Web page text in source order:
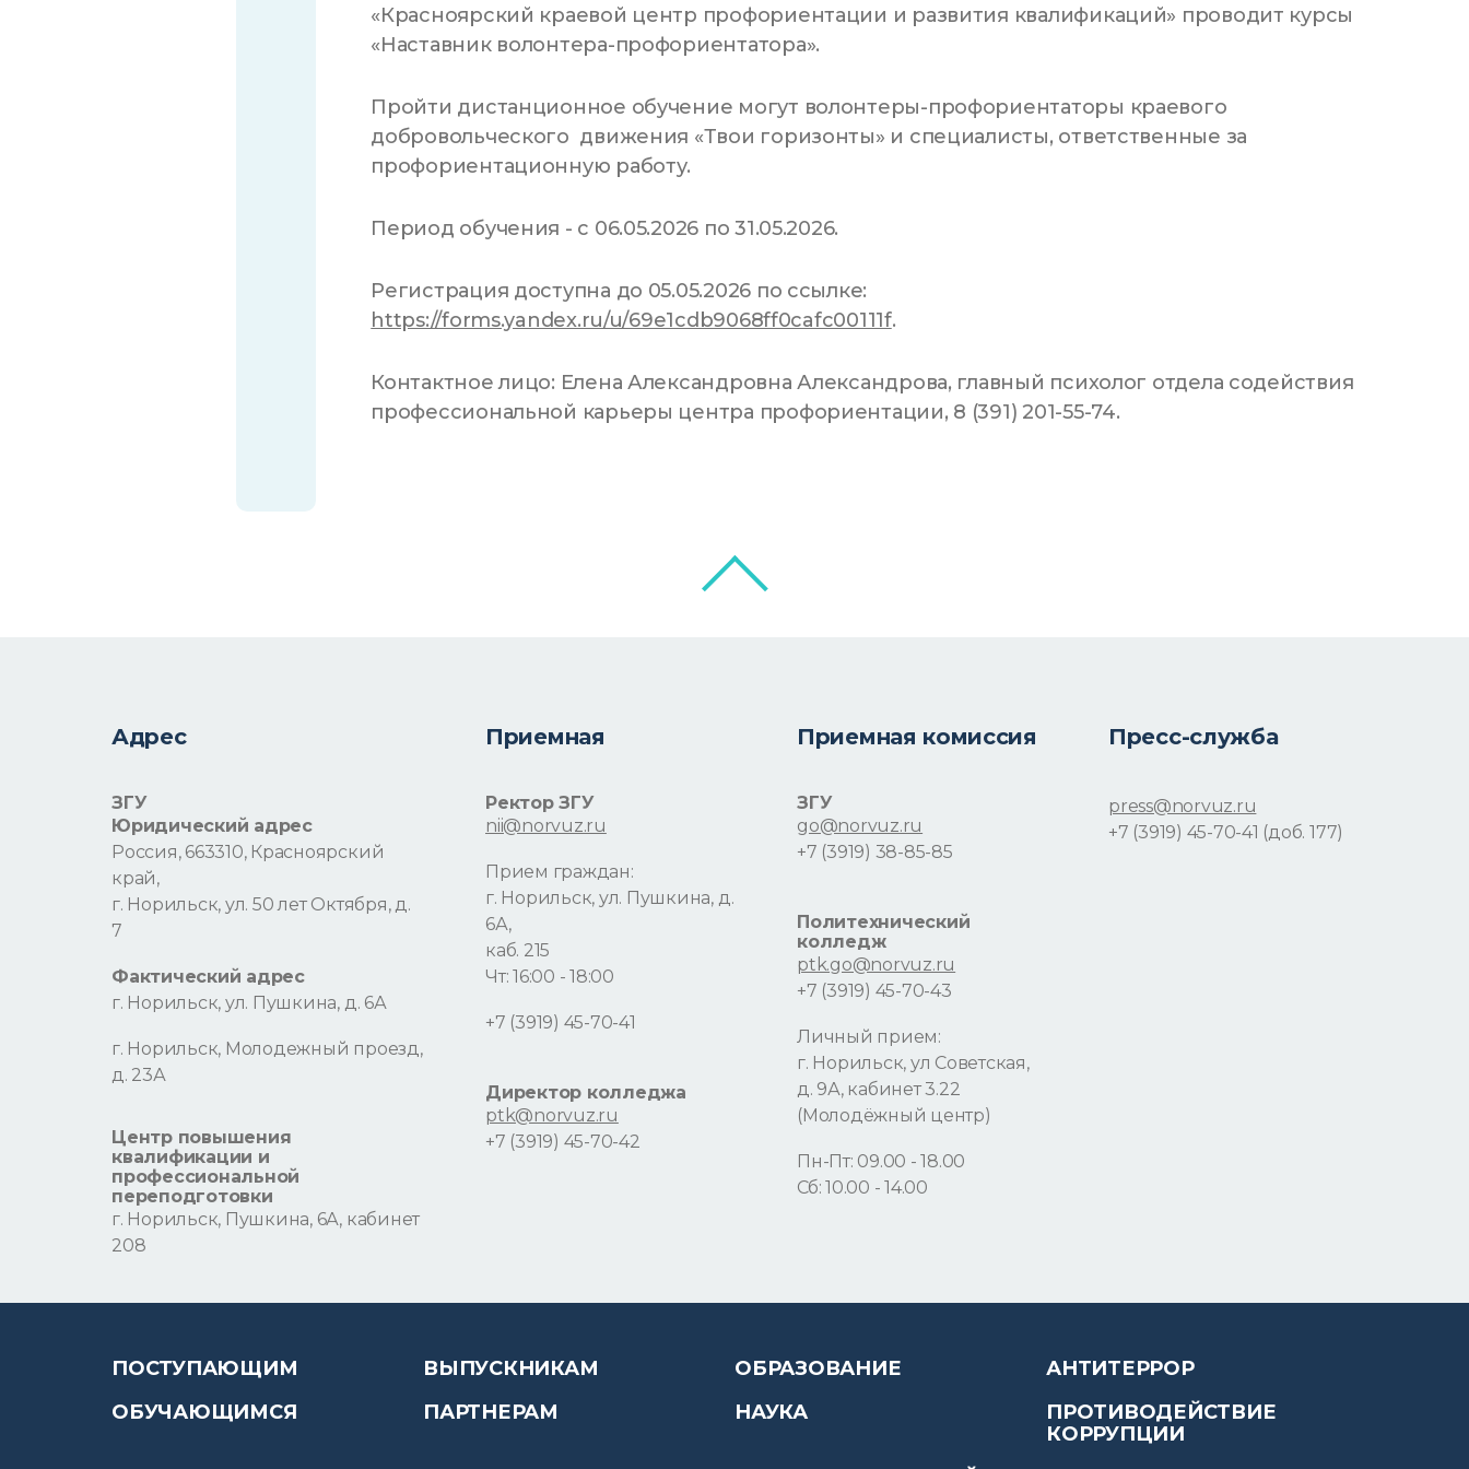
«Красноярский краевой центр профориентации и развития квалификаций» проводит курсы
«Наставник волонтера-профориентатора».
Пройти дистанционное обучение могут волонтеры-профориентаторы краевого
добровольческого движения «Твои горизонты» и специалисты, ответственные за
профориентационную работу.
Период обучения - с 06.05.2026 по 31.05.2026.
Регистрация доступна до 05.05.2026 по ссылке:
https://forms.yandex.ru/u/69e1cdb9068ff0cafc00111f.
Контактное лицо: Елена Александровна Александрова, главный психолог отдела содействия
профессиональной карьеры центра профориентации, 8 (391) 201-55-74.
Адрес
ЗГУ
Юридический адрес
Россия, 663310, Красноярский
край,
г. Норильск, ул. 50 лет Октября, д.
7
Фактический адрес
г. Норильск, ул. Пушкина, д. 6А
г. Норильск, Молодежный проезд,
д. 23А
Центр повышения
квалификации и
профессиональной
переподготовки
г. Норильск, Пушкина, 6А, кабинет
208
Приемная
Ректор ЗГУ
nii@norvuz.ru
Прием граждан:
г. Норильск, ул. Пушкина, д.
6А,
каб. 215
Чт: 16:00 - 18:00
+7 (3919) 45-70-41
Директор колледжа
ptk@norvuz.ru
+7 (3919) 45-70-42
Приемная комиссия
ЗГУ
go@norvuz.ru
+7 (3919) 38-85-85
Политехнический
колледж
ptk.go@norvuz.ru
+7 (3919) 45-70-43
Личный прием:
г. Норильск, ул Советская,
д. 9А, кабинет 3.22
(Молодёжный центр)
Пн-Пт: 09.00 - 18.00
Сб: 10.00 - 14.00
Пресс-служба
press@norvuz.ru
+7 (3919) 45-70-41 (доб. 177)
ПОСТУПАЮЩИМ ВЫПУСКНИКАМ ОБРАЗОВАНИЕ
АНТИТЕРРОР
ОБУЧАЮЩИМСЯ
ПАРТНЕРАМ НАУКА
ПРОТИВОДЕЙСТВИЕ
КОРРУПЦИИ